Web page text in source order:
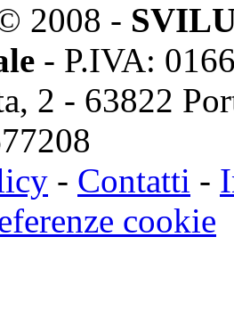
2008 -
- P.IVA:
2 - 63822
- Contatti -
cookie